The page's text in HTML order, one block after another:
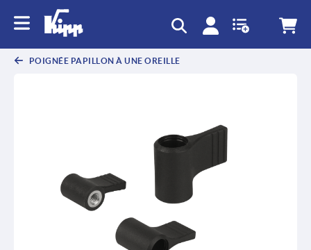
POIGNÉE PAPILLON À UNE OREILLE